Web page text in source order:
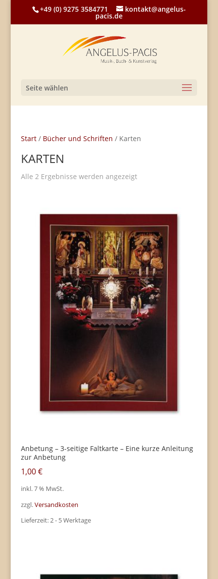
+49 (0) 9275 3584771 kontakt@angelus-
pacis.de
Seite wählen
Start/ Bücher und Schriften / Karten
KARTEN
Alle 2 Ergebnisse werden angezeigt
Anbetung – 3-seitige Faltkarte – Eine kurze Anleitung
zur Anbetung
1,00€
inkl. 7 % MwSt.
zzgl.Versandkosten
Lieferzeit:2 - 5 Werktage